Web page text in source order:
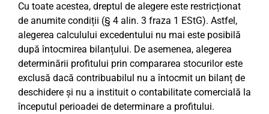
Cu toate acestea, dreptul de alegere este restricționat
de anumite condiții (§ 4 alin. 3 fraza 1 EStG). Astfel,
alegerea calculului excedentului nu mai este posibilă
după întocmirea bilanțului. De asemenea, alegerea
determinării profitului prin compararea stocurilor este
exclusă dacă contribuabilul nu a întocmit un bilanț de
deschidere și nu a instituit o contabilitate comercială la
începutul perioadei de determinare a profitului.